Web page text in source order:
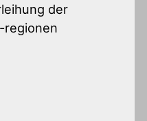
der
regionen